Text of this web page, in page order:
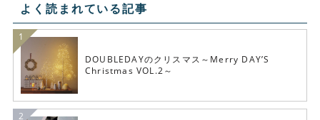
よく読まれている記事
DOUBLEDAYのクリスマス～Merry DAY’S
Christmas VOL.2～